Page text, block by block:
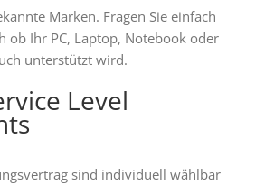
Marken. Fragen Sie einfach
ob Ihr PC, Laptop, Notebook oder
unterstützt wird.
Level
sind individuell wählbar